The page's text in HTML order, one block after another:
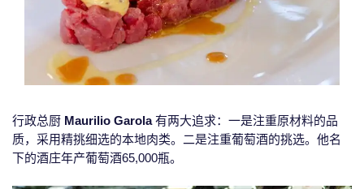
行政总厨 Maurilio Garola有两大追求：一是注重原材料的品
质，采用精挑细选的本地肉类。二是注重葡萄酒的挑选。他名
下的酒庄年产葡萄酒65,000瓶。